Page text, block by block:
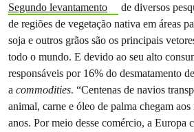
Segundo levantamento
de diversos
de regiões de vegetação nativa em áreas
soja e outros grãos são os principais
todo o mundo.⁣ E devido ao seu alto
responsáveis ​​por 16% do desmatamento
a commodities. “Centenas de navios
animal, carne e óleo de palma chegam
anos. Por meio desse comércio, a Europa